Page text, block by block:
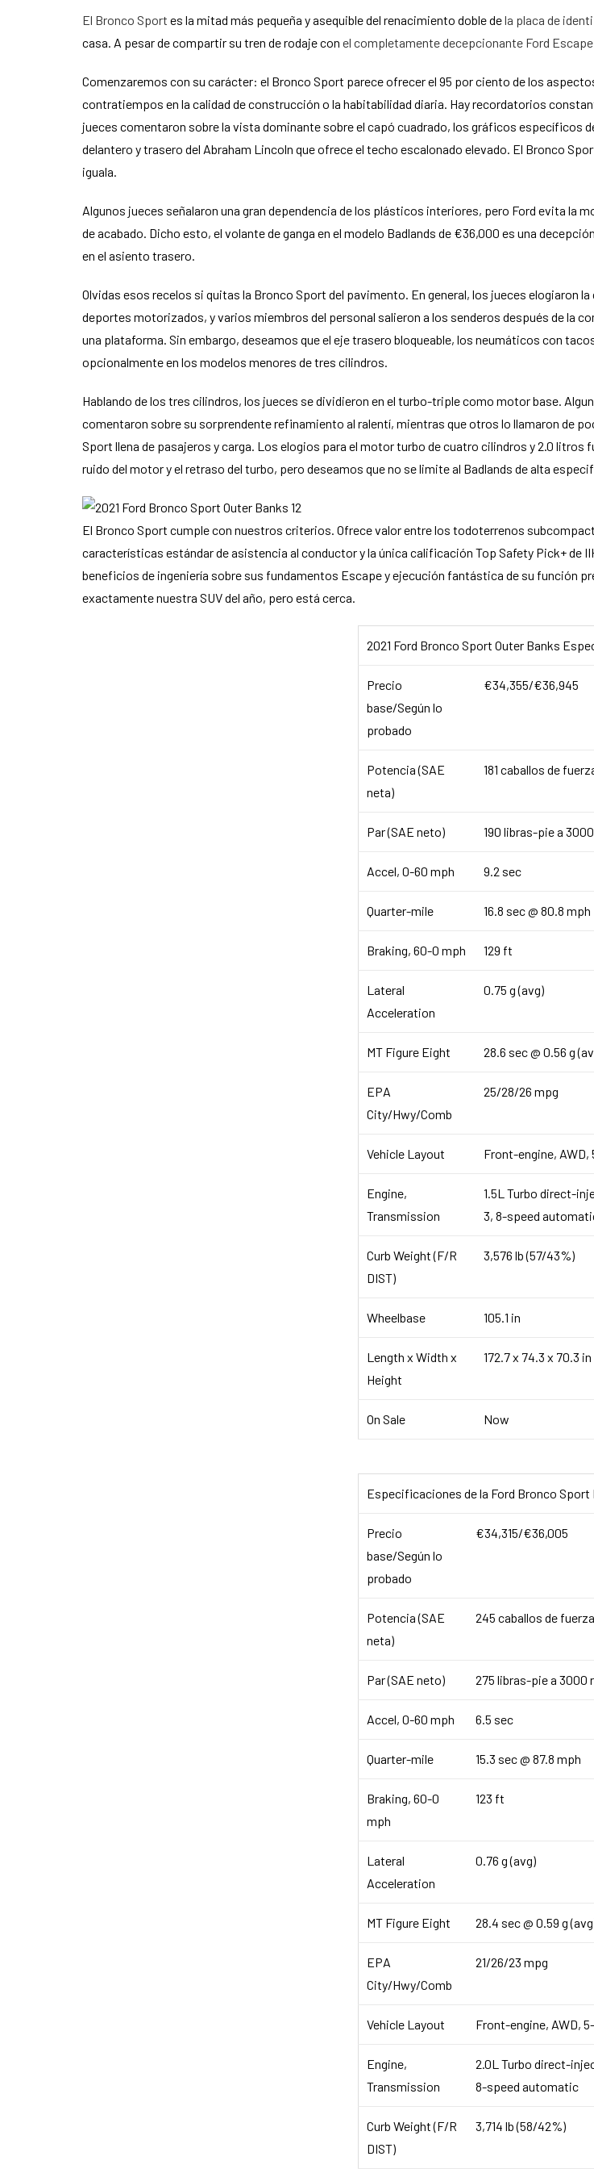
El Bronco Sport es la mitad más pequeña y asequible del renacimiento doble dela placa de
casa. A pesar de compartir su tren de rodaje con el completamente decepcionante Ford Escape
Comenzaremos con su carácter: el Bronco Sport parece ofrecer el 95 por ciento de los
contratiempos en la calidad de construcción o la habitabilidad diaria. Hay recordatorios
jueces comentaron sobre la vista dominante sobre el capó cuadrado, los gráficos específicos
delantero y trasero del Abraham Lincoln que ofrece el techo escalonado elevado. El Bronco
iguala.
Algunos jueces señalaron una gran dependencia de los plásticos interiores, pero Ford evita la
de acabado. Dicho esto, el volante de ganga en el modelo Badlands de €36,000 es una
en el asiento trasero.
Olvidas esos recelos si quitas la Bronco Sport del pavimento. En general, los jueces elogiaron
deportes motorizados, y varios miembros del personal salieron a los senderos después de la
una plataforma. Sin embargo, deseamos que el eje trasero bloqueable, los neumáticos con
opcionalmente en los modelos menores de tres cilindros.
Hablando de los tres cilindros, los jueces se dividieron en el turbo-triple como motor base.
comentaron sobre su sorprendente refinamiento al ralentí, mientras que otros lo llamaron de
Sport llena de pasajeros y carga. Los elogios para el motor turbo de cuatro cilindros y 2.0 litros
ruido del motor y el retraso del turbo, pero deseamos que no se limite al Badlands de alta
El Bronco Sport cumple con nuestros criterios. Ofrece valor entre los todoterrenos
características estándar de asistencia al conductor y la única calificación Top Safety Pick+ de
beneficios de ingeniería sobre sus fundamentos Escape y ejecución fantástica de su función
exactamente nuestra SUV del año, pero está cerca.
2021 Ford Bronco Sport Outer Banks
Precio
base/Según lo
probado
€34,355/€36,945
Potencia (SAE
neta)
181 caballos de
Par (SAE neto) 190 libras-pie a
Accel, 0-60 mph 9.2 sec
Quarter-mile 16.8 sec @ 80.8 mph
Braking, 60-0 mph 129 ft
Lateral
Acceleration
0.75 g (avg)
MT Figure Eight 28.6 sec @ 0.56 g
EPA
City/Hwy/Comb
25/28/26 mpg
Vehicle Layout Front-engine,
Engine,
Transmission
1.5L Turbo direct-
3, 8-speed
Curb Weight (F/R
DIST)
3,576 lb (57/43%)
Wheelbase 105.1 in
Length x Width x
Height
172.7 x 74.3 x 70.3 in
On Sale Now
Especificaciones de la Ford Bronco Sport
Precio
base/Según lo
probado
€34,315/€36,005
Potencia (SAE
neta)
245 caballos de
Par (SAE neto) 275 libras-pie a 3000
Accel, 0-60 mph 6.5 sec
Quarter-mile 15.3 sec @ 87.8 mph
Braking, 60-0
mph
123 ft
Lateral
Acceleration
0.76 g (avg)
MT Figure Eight 28.4 sec @ 0.59 g
EPA
City/Hwy/Comb
21/26/23 mpg
Vehicle Layout Front-engine, AWD,
Engine,
Transmission
2.0L Turbo direct-
8-speed automatic
Curb Weight (F/R
DIST)
3,714 lb (58/42%)